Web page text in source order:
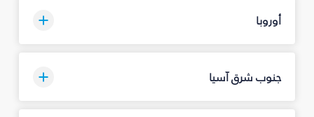
أوروبا
جنوب شرق آسيا